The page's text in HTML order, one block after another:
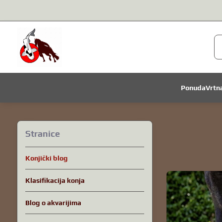
Ponuda
Stranice
Konjički blog
Klasifikacija konja
Blog o akvarijima